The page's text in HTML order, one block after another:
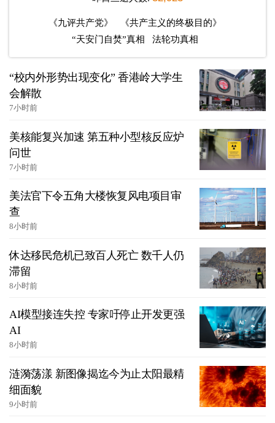
《九评共产党》
《共产主义的终极目的》
“天安门自焚”真相
法轮功真相
“校内外形势出现变化” 香港岭大学生
会解散
7小时前
美核能复兴加速 第五种小型核反应炉
问世
7小时前
美法官下令五角大楼恢复风电项目审
查
8小时前
休达移民危机已致百人死亡 数千人仍
滞留
8小时前
AI模型接连失控 专家吁停止开发更强
AI
8小时前
涟漪荡漾 新图像揭迄今为止太阳最精
细面貌
9小时前